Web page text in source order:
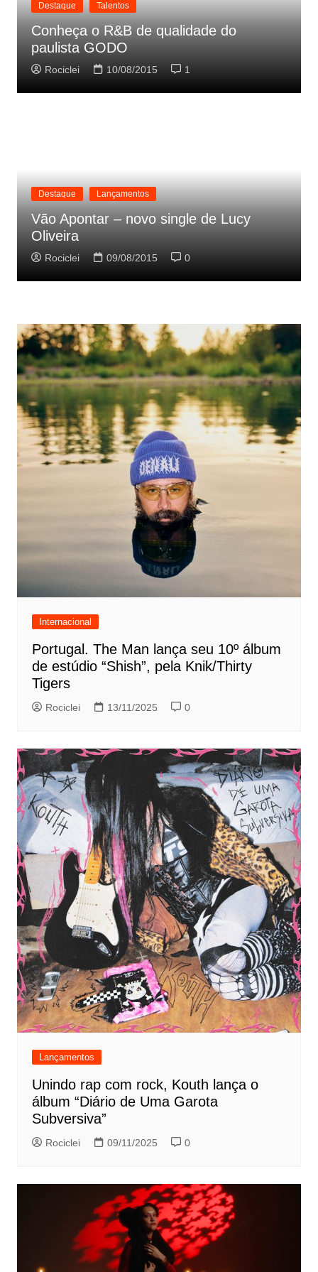
Destaque Talentos
Conheça o R&B de qualidade do
paulista GODO
Rociclei 10/08/2015 1
Destaque Lançamentos
Vão Apontar – novo single de Lucy
Oliveira
Rociclei 09/08/2015 0
Internacional
Portugal. The Man lança seu 10º álbum
de estúdio “Shish”, pela Knik/Thirty
Tigers
Rociclei 13/11/2025 0
Lançamentos
Unindo rap com rock, Kouth lança o
álbum “Diário de Uma Garota
Subversiva”
Rociclei 09/11/2025 0